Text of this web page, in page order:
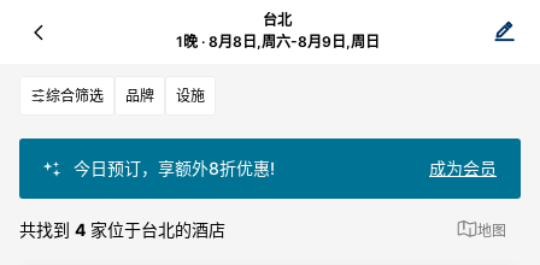
台北
1晚 · 8月8日,周六-8月9日,周日
综合筛选 品牌 设施
今日预订，享额外8折优惠! 成为会员
共找到 4 家位于台北的酒店 地图